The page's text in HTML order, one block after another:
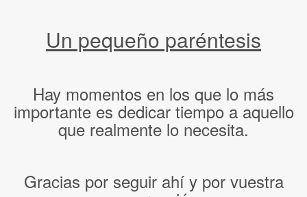
Un pequeño paréntesis
Hay momentos en los que lo más
importante es dedicar tiempo a aquello
que realmente lo necesita.
Gracias por seguir ahí y por vuestra